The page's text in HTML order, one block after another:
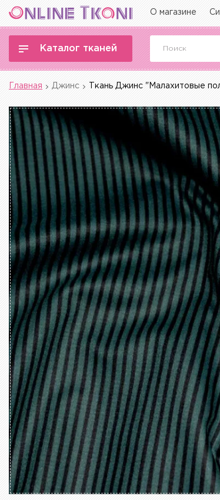
О магазине
Каталог тканей
Главная Джинс Ткань Джинс "Малахитовые